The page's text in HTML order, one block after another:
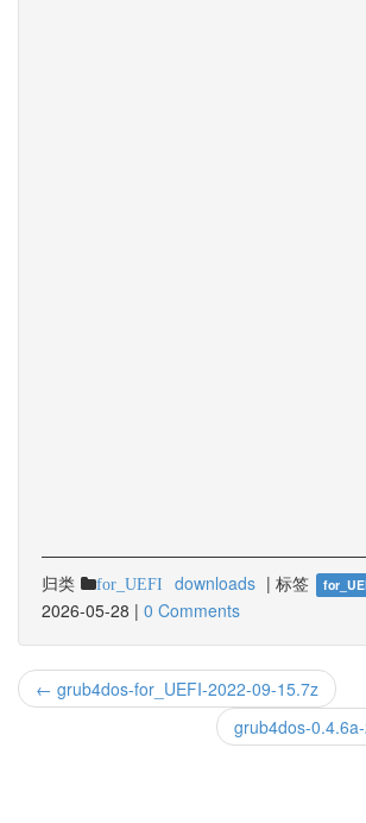
归类 for_UEFI downloads | 标签
2026-05-28 | 0 Comments
← grub4dos-for_UEFI-2022-09-15.7z
grub4dos-